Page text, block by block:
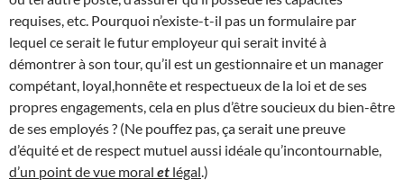
requises, etc. Pourquoi n’existe-t-il pas un formulaire par
lequel ce serait le futur employeur qui serait invité à
démontrer à son tour, qu’il est un gestionnaire et un manager
compétant, loyal,honnête et respectueux de la loi et de ses
propres engagements, cela en plus d’être soucieux du bien-être
de ses employés ? (Ne pouffez pas, ça serait une preuve
d’équité et de respect mutuel aussi idéale qu’incontournable,
d’un point de vue moral et légal .)